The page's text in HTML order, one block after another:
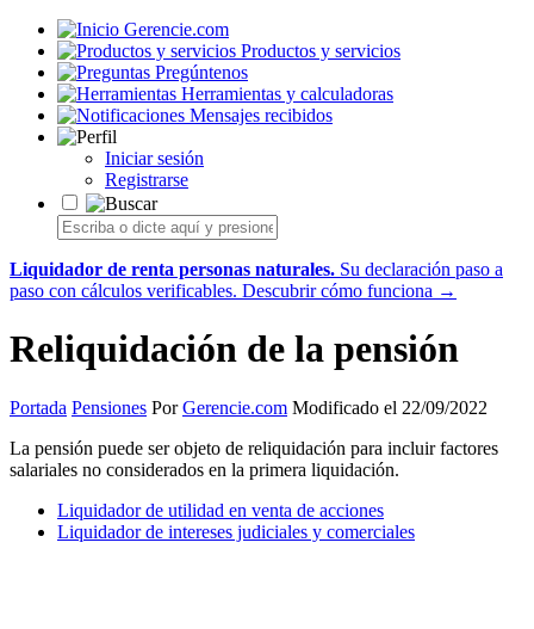
Gerencie.com
Productos y servicios
Pregúntenos
Herramientas y calculadoras
Mensajes recibidos
Iniciar sesión
Registrarse
Liquidador de renta personas naturales. Su declaración paso a
paso con cálculos verificables. Descubrir cómo funciona →
Reliquidación de la pensión
Portada Pensiones PorGerencie.com Modificado el 22/09/2022
La pensión puede ser objeto de reliquidación para incluir factores
salariales no considerados en la primera liquidación.
Liquidador de utilidad en venta de acciones
Liquidador de intereses judiciales y comerciales